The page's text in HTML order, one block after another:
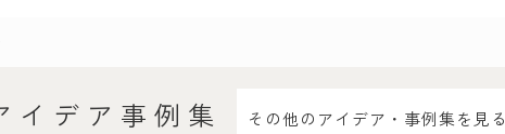
イデア事例集 その他のアイデア・事例集を見る